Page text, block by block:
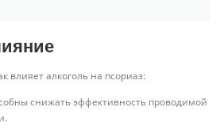
влияет алкоголь на псориаз:
снижать эффективность проводимой